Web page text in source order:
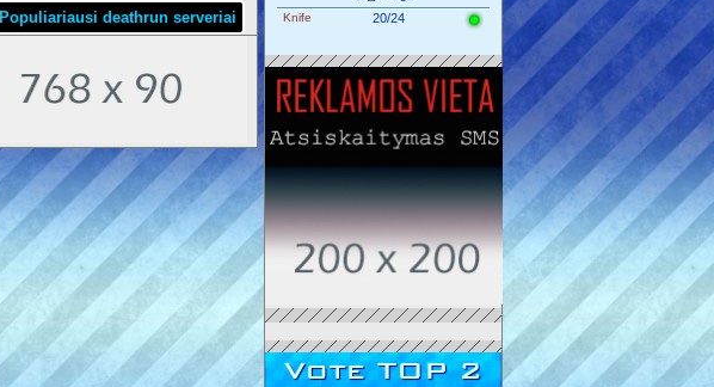
Populiariausi deathrun serveriai Knife 20/24
Vote TOP 2